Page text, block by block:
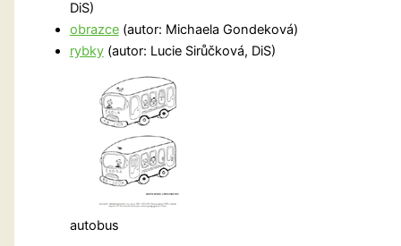
DiS)
obrazce(autor: Michaela Gondeková)
rybky(autor: Lucie Sirůčková, DiS)
autobus